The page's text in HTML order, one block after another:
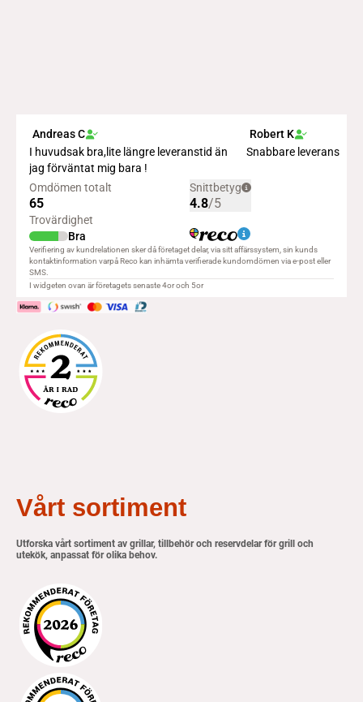
Vårt sortiment
Utforska vårt sortiment av grillar, tillbehör och reservdelar för grill och
utekök, anpassat för olika behov.